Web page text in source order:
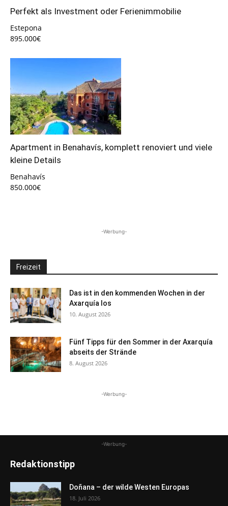
Perfekt als Investment oder Ferienimmobilie
Estepona
895.000€
Apartment in Benahavís, komplett renoviert und viele
kleine Details
Benahavís
850.000€
-Werbung-
Freizeit
Das ist in den kommenden Wochen in der
Axarquía los
10. August 2026
Fünf Tipps für den Sommer in der Axarquía
abseits der Strände
8. August 2026
-Werbung-
-Werbung-
Redaktionstipp
Doñana – der wilde Westen Europas
18. Juli 2026